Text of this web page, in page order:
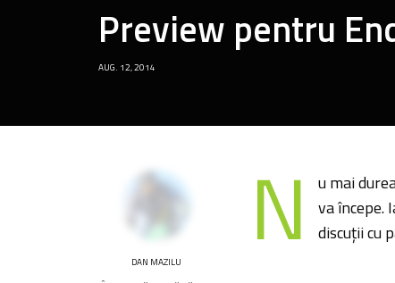
Preview pentru
AUG. 12, 2014
DAN MAZILU N
u mai
va începe.
discuţii cu